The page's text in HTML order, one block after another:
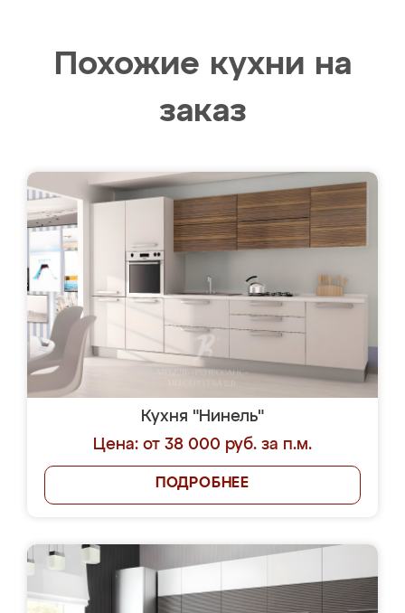
Похожие кухни на
заказ
Кухня "Нинель"
Цена: от 38 000 руб. за п.м.
ПОДРОБНЕЕ